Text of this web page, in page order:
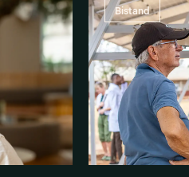
Bistand